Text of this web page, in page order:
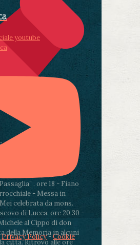
ore 11:30 - Lucca, Scuola
- Viale Castruccio
murales in
curato dal Liceo
. ore 18 - Fiano
- Messa in
celebrata da mons.
di Lucca. ore 20.30 -
al Cippo di don
della Memoria in alcuni
città. Ritrovo alle ore
youtube
Privacy Policy-Cookie